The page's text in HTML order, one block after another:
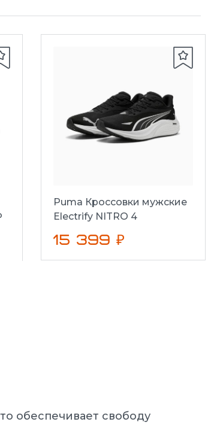
Puma Кроссовки мужские
Electrify NITRO 4
15 399 ₽
обеспечивает свободу